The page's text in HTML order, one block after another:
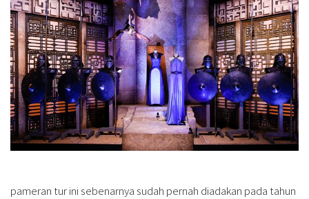
pameran tur ini sebenarnya sudah pernah diadakan pada tahun